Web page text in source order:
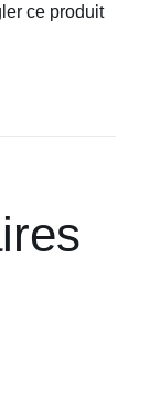
ce produit